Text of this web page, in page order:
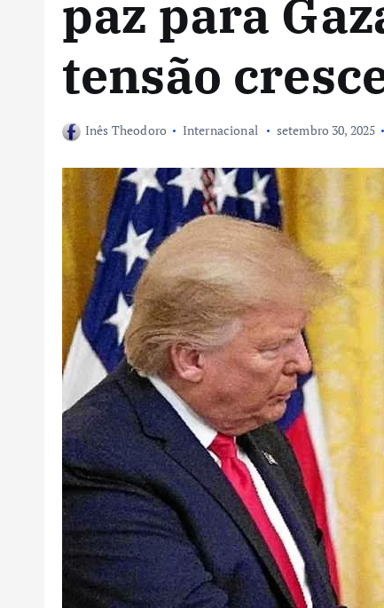
paz para
tensão
Inês Theodoro Internacional setembro 30, 2025